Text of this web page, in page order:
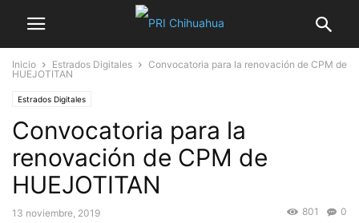
Inicio Estrados Digitales
Convocatoria para la renovación de CPM de
HUEJOTITAN
Estrados Digitales
Convocatoria para la
renovación de CPM de
HUEJOTITAN
13 noviembre, 2019 0
801